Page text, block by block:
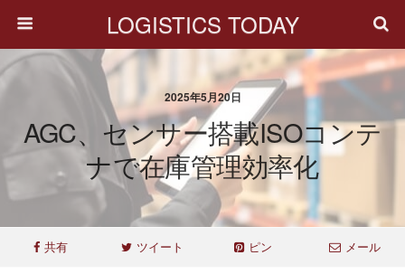
LOGISTICS TODAY
2025年5月20日
AGC、センサー搭載ISOコンテ
ナで在庫管理効率化
共有 ツイート ピン メール